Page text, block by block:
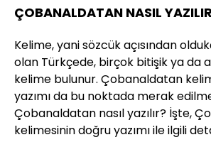
ÇOBANALDATAN NASIL
Kelime, yani sözcük açısından
olan Türkçede, birçok bitişik ya da
kelime bulunur. Çobanaldatan
yazımı da bu noktada merak
Çobanaldatan nasıl yazılır? İşte,
kelimesinin doğru yazımı ile ilgili